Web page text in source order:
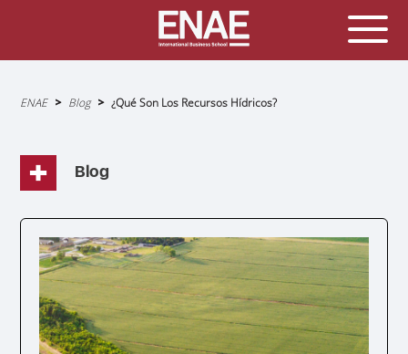
Sobrescribir
la
navegación
ENAE Blog ¿Qué Son Los Recursos Hídricos?
Blog